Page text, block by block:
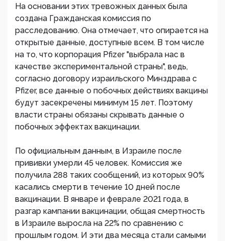
На основании этих тревожных данных была
создана Гражданская комиссия по
расследованию. Она отмечает, что опирается на
открытые данные, доступные всем. В том числе
на то, что корпорация Pfizer "выбрала нас в
качестве экспериментальной страны", ведь,
согласно договору израильского Минздрава с
Pfizer, все данные о побочных действиях вакцины
будут засекречены минимум 15 лет. Поэтому
власти страны обязаны скрывать данные о
побочных эффектах вакцинации.
По официальным данным, в Израиле после
прививки умерли 45 человек. Комиссия же
получила 288 таких сообщений, из которых 90%
касались смерти в течение 10 дней после
вакцинации. В январе и феврале 2021 года, в
разгар кампании вакцинации, общая смертность
в Израиле выросла на 22% по сравнению с
прошлым годом. И эти два месяца стали самыми